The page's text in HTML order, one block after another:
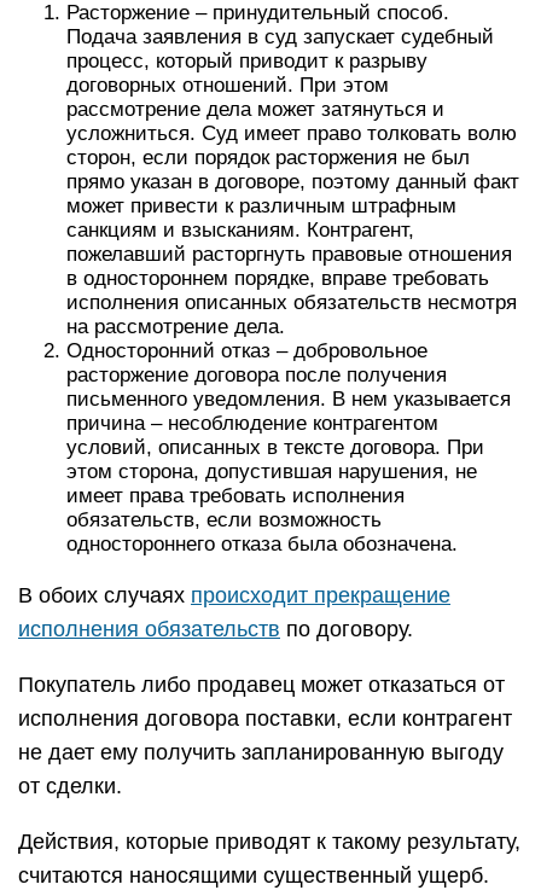
Расторжение – принудительный способ.
Подача заявления в суд запускает судебный
процесс, который приводит к разрыву
договорных отношений. При этом
рассмотрение дела может затянуться и
усложниться. Суд имеет право толковать волю
сторон, если порядок расторжения не был
прямо указан в договоре, поэтому данный факт
может привести к различным штрафным
санкциям и взысканиям. Контрагент,
пожелавший расторгнуть правовые отношения
в одностороннем порядке, вправе требовать
исполнения описанных обязательств несмотря
на рассмотрение дела.
Односторонний отказ – добровольное
расторжение договора после получения
письменного уведомления. В нем указывается
причина – несоблюдение контрагентом
условий, описанных в тексте договора. При
этом сторона, допустившая нарушения, не
имеет права требовать исполнения
обязательств, если возможность
одностороннего отказа была обозначена.
В обоих случаях происходит прекращение
исполнения обязательств по договору.
Покупатель либо продавец может отказаться от
исполнения договора поставки, если контрагент
не дает ему получить запланированную выгоду
от сделки.
Действия, которые приводят к такому результату,
считаются наносящими существенный ущерб.